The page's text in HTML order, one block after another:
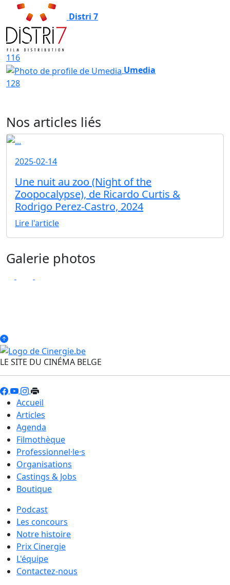
Distri 7
116
Umedia
128
Nos articles liés
2025-02-14
Une nuit au zoo (Night of the
Zoopocalypse), de Ricardo Curtis &
Rodrigo Perez-Castro, 2024
Lire l'article
Galerie photos
LE SITE DU CINÉMA BELGE
Accueil
Articles
Agenda
Filmothèque
Professionnel·le·s
Organisations
Castings & Jobs
Boutique
Podcast
Les concours
Notre histoire
Prix Cinergie
L'équipe
Contactez-nous